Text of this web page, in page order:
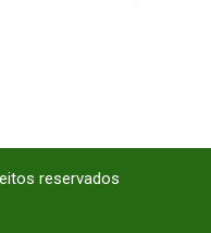
reservados